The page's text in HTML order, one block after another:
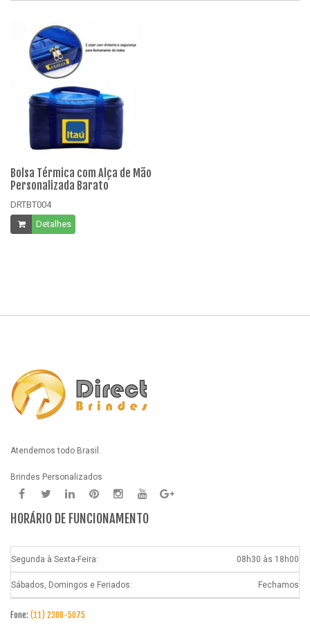
Bolsa Térmica com Alça de Mão
Personalizada Barato
DRTBT004
Detalhes
Atendemos todo Brasil.
Brindes Personalizados
HORÁRIO DE FUNCIONAMENTO
Segunda à Sexta-Feira: 08h30 às 18h00
Sábados, Domingos e Feriados: Fechamos
Fone: (11) 2308-5075